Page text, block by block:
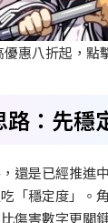
優惠八折起，點
路：先穩
還是已經推進
「穩定度」。
傷害數字更關